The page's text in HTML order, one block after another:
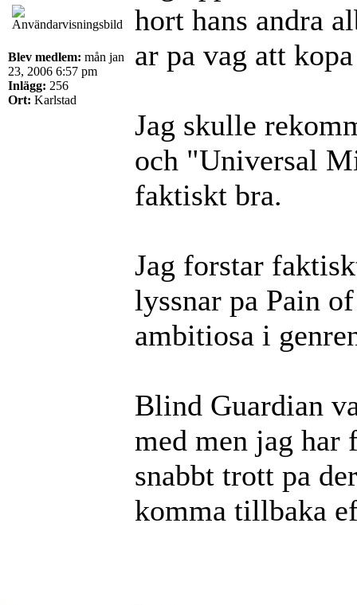
Blev medlem: mån jan
23, 2006 6:57 pm
Inlägg: 256
Ort: Karlstad
hort hans andra
ar pa vag att
Jag skulle
och "Universal
faktiskt bra.
Jag forstar
lyssnar pa Pain
ambitiosa i
Blind Guardian
med men jag
snabbt trott pa
komma tillbaka